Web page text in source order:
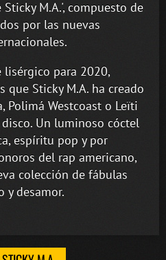
M.A.', compuesto de
por las nuevas
lisérgico para 2020,
que Sticky M.A. ha creado
Polimá Westcoast o Leïti
Un luminoso cóctel
espíritu pop y por
del rap americano,
colección de fábulas
y desamor.